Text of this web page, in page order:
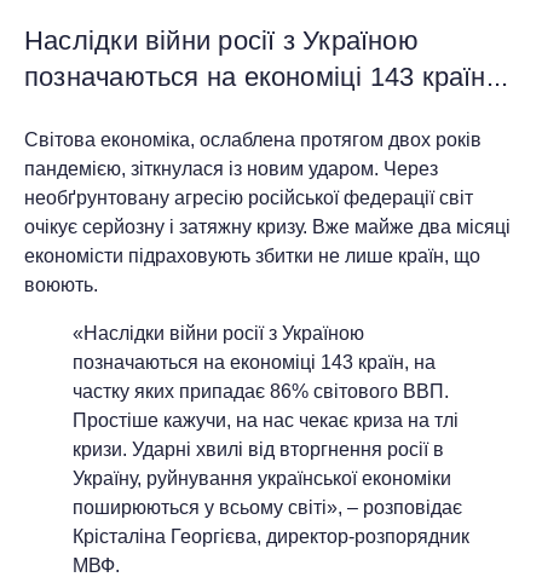
Наслідки війни росії з Україною
позначаються на економіці 143 країн...
Світова економіка, ослаблена протягом двох років
пандемією, зіткнулася із новим ударом. Через
необґрунтовану агресію російської федерації світ
очікує серйозну і затяжну кризу. Вже майже два місяці
економісти підраховують збитки не лише країн, що
воюють.
«Наслідки війни росії з Україною
позначаються на економіці 143 країн, на
частку яких припадає 86% світового ВВП.
Простіше кажучи, на нас чекає криза на тлі
кризи. Ударні хвилі від вторгнення росії в
Україну, руйнування української економіки
поширюються у всьому світі», – розповідає
Крісталіна Георгієва, директор-розпорядник
МВФ.